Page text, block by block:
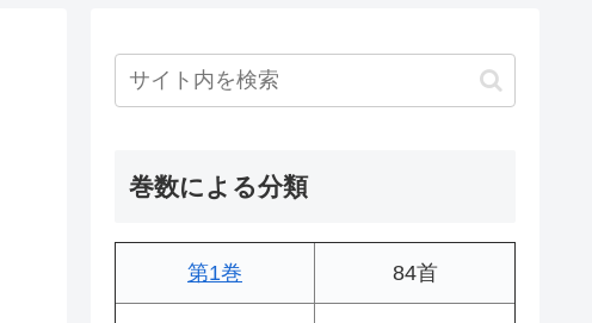
巻数による分類
第1巻 84首